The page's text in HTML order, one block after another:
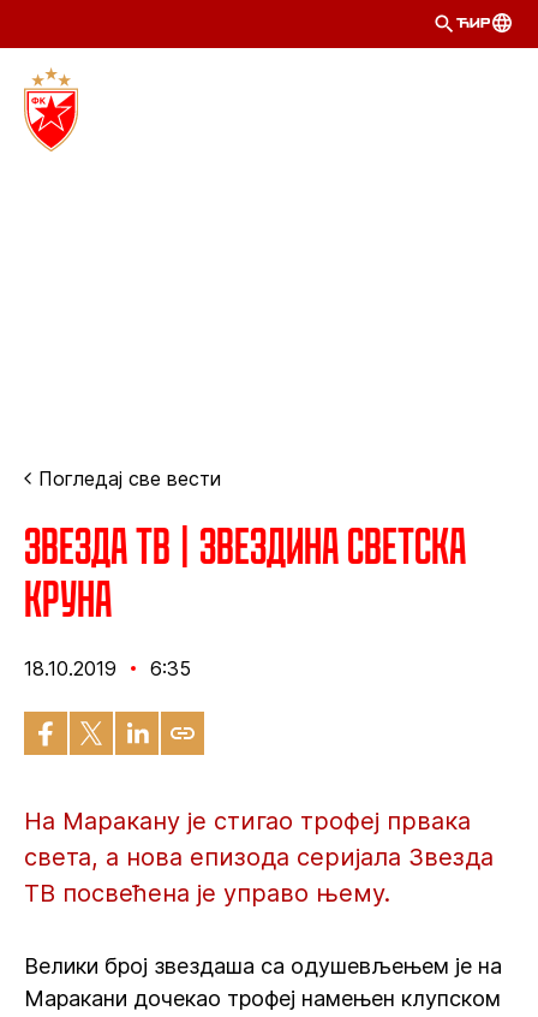
ЋИР
Погледај све вести
Звезда ТВ | Звездина светска
круна
18.10.2019 6:35
На Маракану је стигао трофеј првака
света, а нова епизода серијала Звезда
ТВ посвећена је управо њему.
Велики број звездаша са одушевљењем је на
Маракани дочекао трофеј намењен клупском